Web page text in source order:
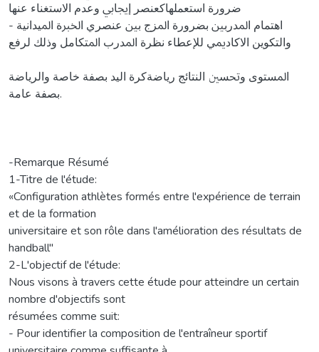
ﺿﺮورة اﺳﺘﻌﻤﻠﻬﺎﻛﻌﻨﺼﺮ إﳚﺎﰊ وﻋﺪم اﻻﺳﺘﻐﻨﺎء ﻋﻨﻬﺎ
- اﻫﺘﻤﺎم اﳌﺪرﺑﲔ ﺑﻀﺮورة اﳌﺰج ﺑﲔ ﻋﻨﺼﺮي اﳋﱪة اﳌﻴﺪاﻧﻴﺔ
واﻟﺘﻜﻮﻳﻦ اﻻﻛﺎدﳝﻲ ﻟﻺﻋﻄﺎء ﻧﻈﺮة اﳌﺪرب اﳌﺘﻜﺎﻣﻞ وذﻟﻚ ﻟﺮﻓﻊ
اﳌﺴﺘﻮى وﲢﺴﲔ اﻟﻨﺘﺎﺋﺞ رﻳﺎﺿﺔﻛﺮة اﻟﻴﺪ ﺑﺼﻔﺔ ﺧﺎﺻﺔ واﻟﺮﻳﺎﺿﺔ
ﺑﺼﻔﺔ ﻋﺎﻣﺔ.
-Remarque Résumé
1-Titre de l'étude:
«Configuration athlètes formés entre l'expérience de terrain
et de la formation
universitaire et son rôle dans l'amélioration des résultats de
handball"
2-L'objectif de l'étude:
Nous visons à travers cette étude pour atteindre un certain
nombre d'objectifs sont
résumées comme suit:
- Pour identifier la composition de l'entraîneur sportif